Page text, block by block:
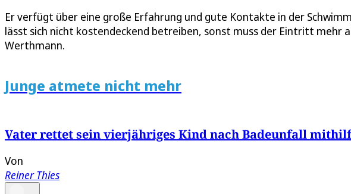
Er verfügt über eine große Erfahrung und gute Kontakte in der
lässt sich nicht kostendeckend betreiben, sonst muss der Eintritt mehr
Werthmann.
Junge atmete nicht mehr
Vater rettet sein vierjähriges Kind nach Badeunfall
Von
Reiner Thies